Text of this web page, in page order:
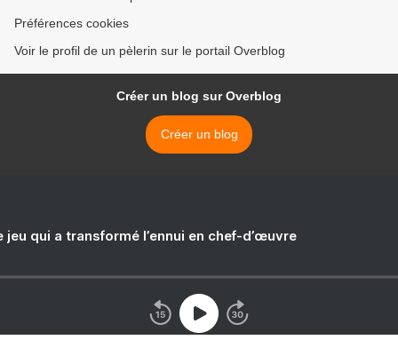
Préférences cookies
Voir le profil de un pèlerin sur le portail Overblog
Créer un blog sur Overblog
Créer un blog
jeu qui a transformé l’ennui en chef-d’œuvre